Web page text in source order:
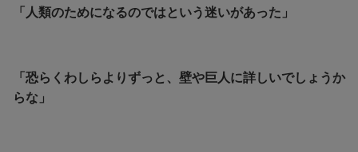
「人類のためになるのではという迷いがあった」
「恐らくわしらよりずっと、壁や巨人に詳しいでしょうか
らな」